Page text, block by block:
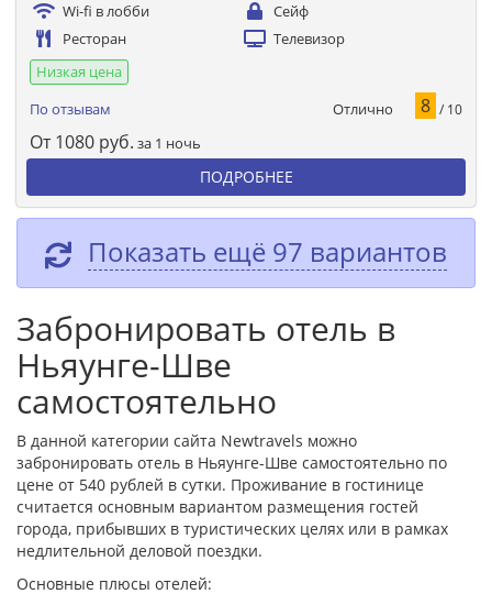
Wi-fi в лобби
Сейф
Ресторан
Телевизор
Низкая цена
По отзывам
Отлично 8 / 10
От 1080 руб. за 1 ночь
ПОДРОБНЕЕ
Показать ещё 97 вариантов
Забронировать отель в
Ньяунге-Шве
самостоятельно
В данной категории сайта Newtravels можно
забронировать отель в Ньяунге-Шве самостоятельно по
цене от 540 рублей в сутки. Проживание в гостинице
считается основным вариантом размещения гостей
города, прибывших в туристических целях или в рамках
недлительной деловой поездки.
Основные плюсы отелей: